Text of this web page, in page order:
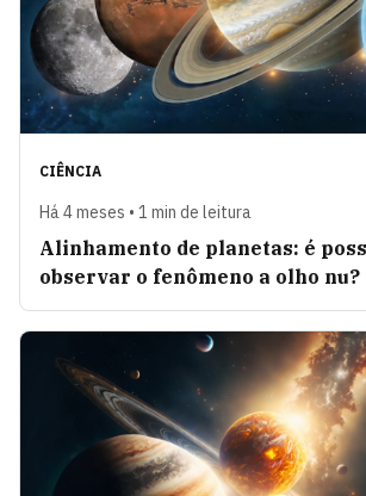
CIÊNCIA
Há 4 meses • 1 min de leitura
Alinhamento de planetas: é
observar o fenômeno a olho nu?